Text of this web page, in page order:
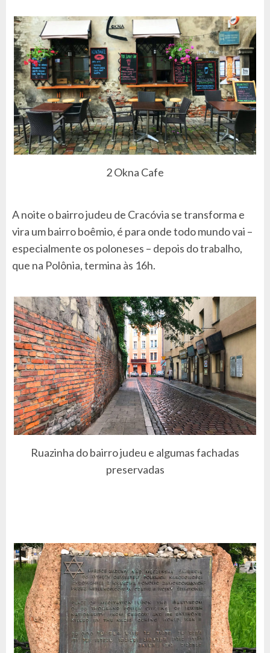
2 Okna Cafe
A noite o bairro judeu de Cracóvia se transforma e
vira um bairro boêmio, é para onde todo mundo vai –
especialmente os poloneses – depois do trabalho,
que na Polônia, termina às 16h.
Ruazinha do bairro judeu e algumas fachadas
preservadas